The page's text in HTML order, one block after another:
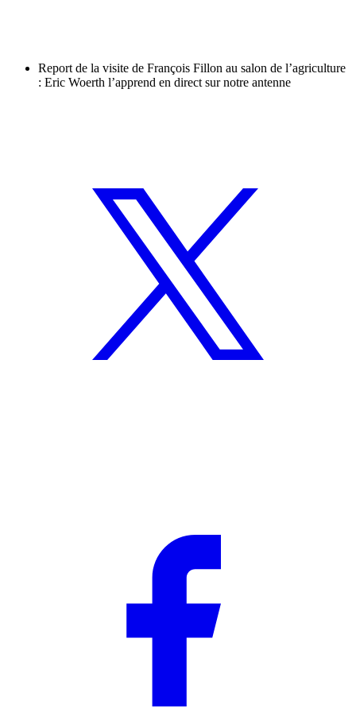
Report de la visite de François Fillon au salon de l’agriculture
: Eric Woerth l’apprend en direct sur notre antenne